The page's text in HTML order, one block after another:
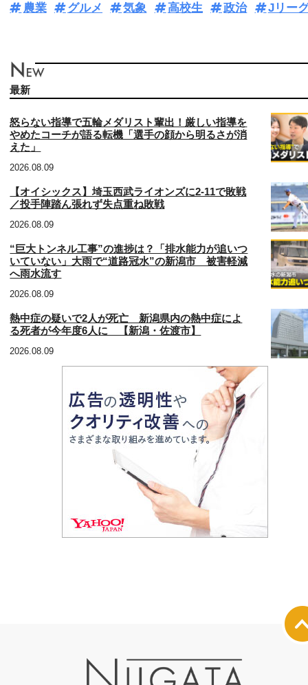
農業
グルメ 気象 高校生 政治 Jリー
最新
怒らない指導で五輪メダリスト輩出！厳しい指導を
やめたコーチが語る転機「選手の顔から明るさが消
えた」
2026.08.09
【オイシックス】埼玉西武ライオンズに2‐11で敗戦
／投手陣踏ん張れず失点重ね敗戦
2026.08.09
“巨大トンネル工事”の進捗は？「排水能力が追いつ
いていない」大雨で“道路冠水”の新潟市 被害軽減
へ雨水流す
2026.08.09
熱中症の疑いで2人が死亡 新潟県内の熱中症によ
る死者が今年度6人に 【新潟・佐渡市】
2026.08.09